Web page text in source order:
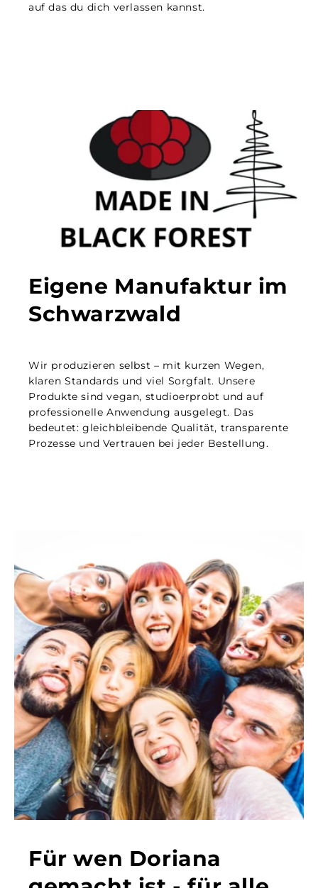
auf das du dich verlassen kannst.
Eigene Manufaktur im
Schwarzwald
Wir produzieren selbst – mit kurzen Wegen,
klaren Standards und viel Sorgfalt. Unsere
Produkte sind vegan, studioerprobt und auf
professionelle Anwendung ausgelegt. Das
bedeutet: gleichbleibende Qualität, transparente
Prozesse und Vertrauen bei jeder Bestellung.
Für wen Doriana